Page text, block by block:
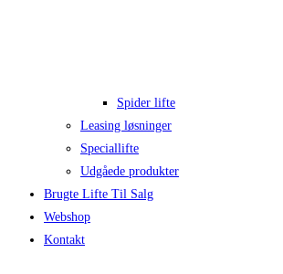
Spider lifte
Leasing løsninger
Speciallifte
Udgåede produkter
Brugte Lifte Til Salg
Webshop
Kontakt